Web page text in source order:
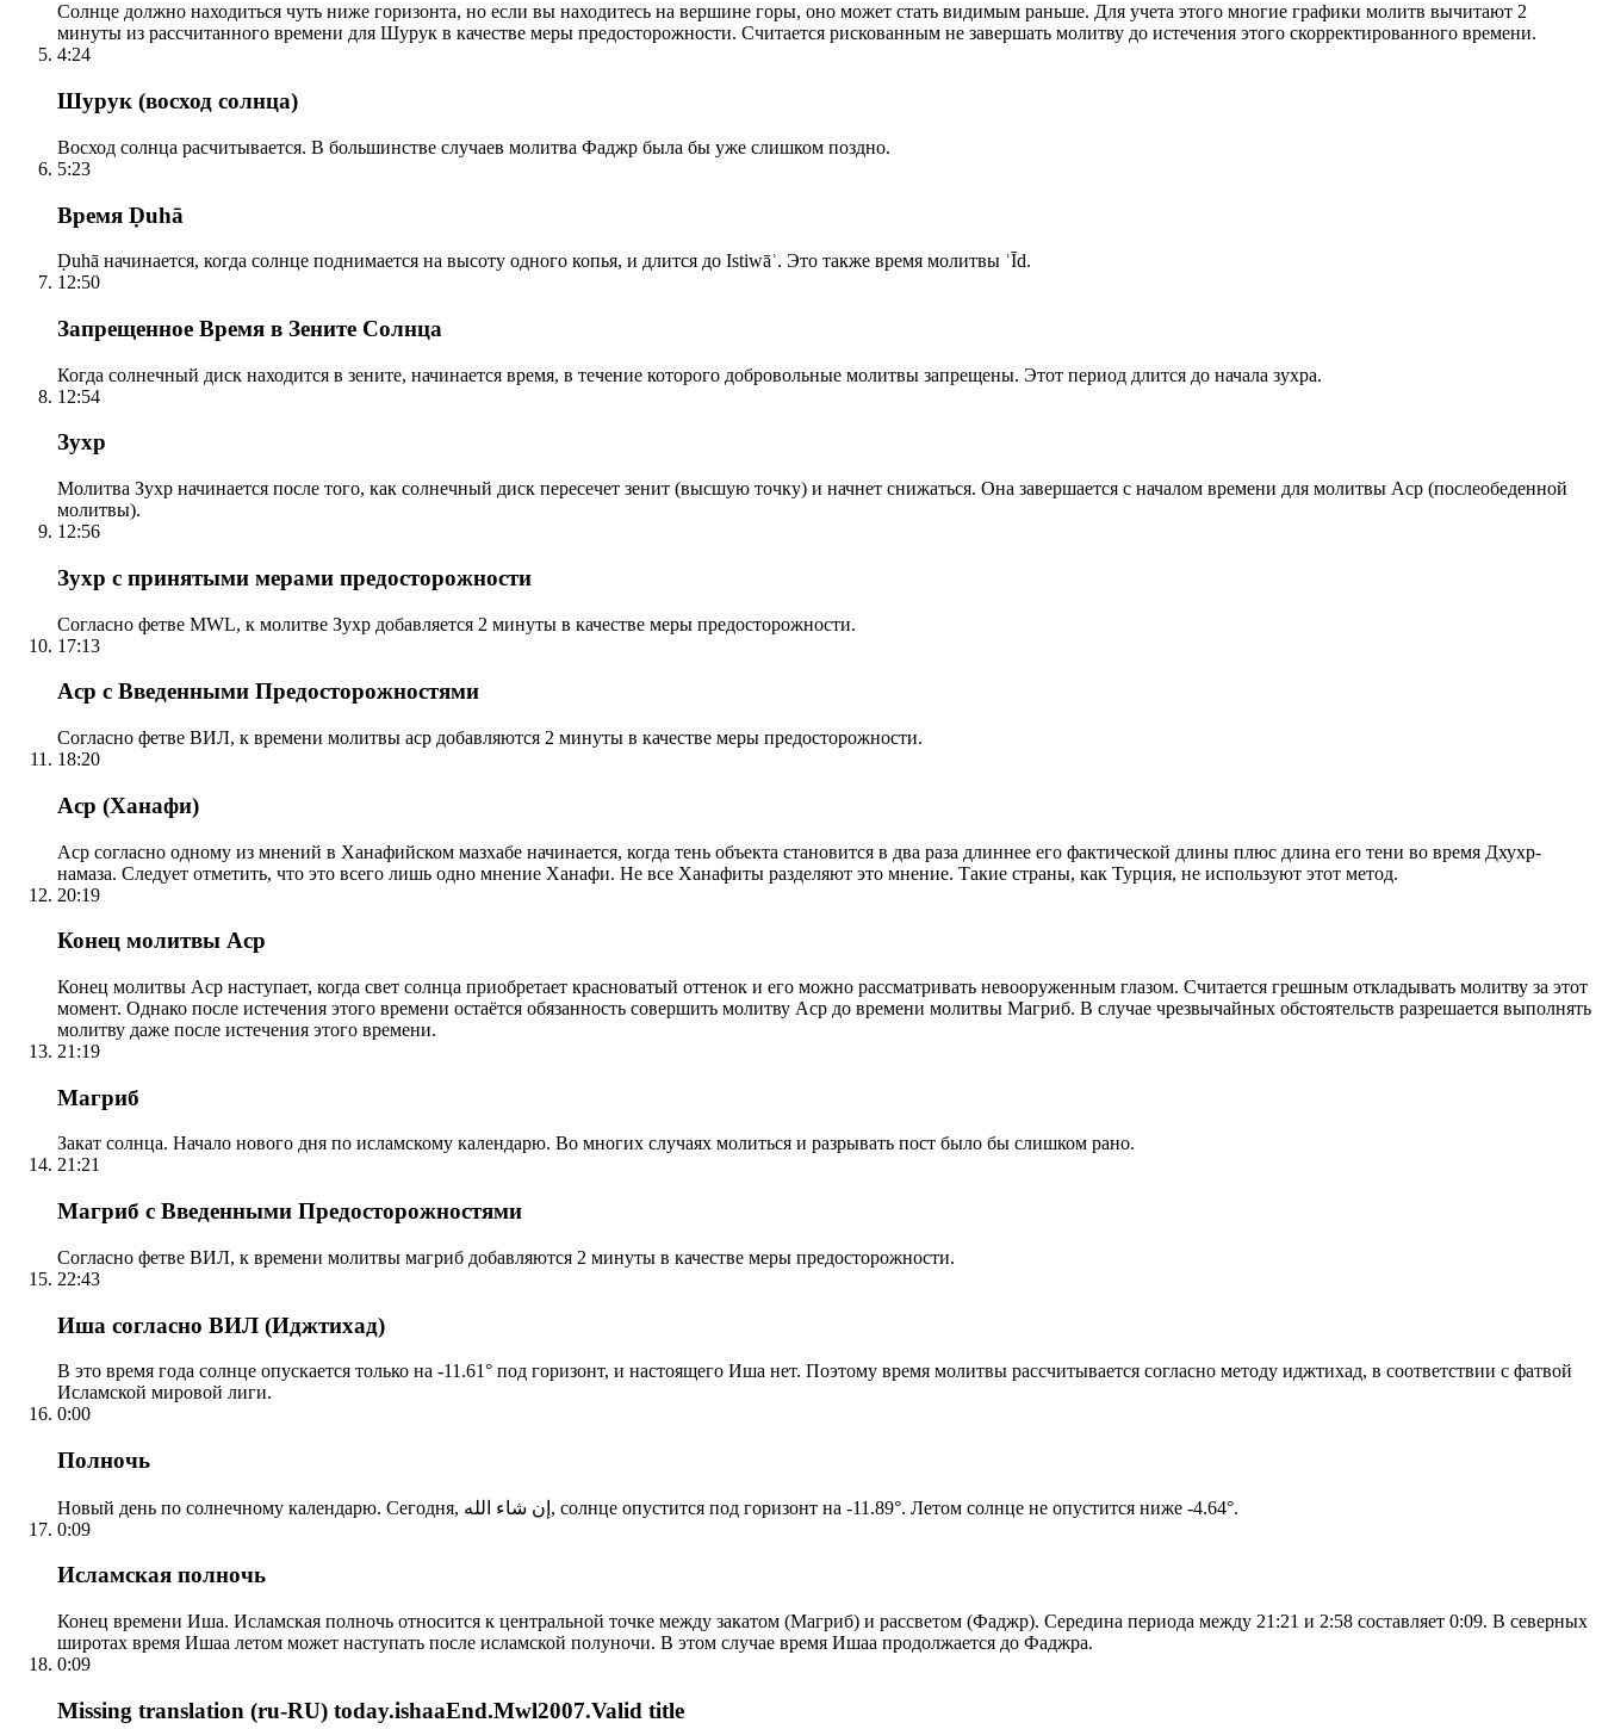
Солнце должно находиться чуть ниже горизонта, но если вы находитесь на вершине горы, оно может стать видимым раньше. Для учета этого многие графики молитв вычитают 2
минуты из рассчитанного времени для Шурук в качестве меры предосторожности. Считается рискованным не завершать молитву до истечения этого скорректированного времени.
4:24
Шурук (восход солнца)
Восход солнца расчитывается. В большинстве случаев молитва Фаджр была бы уже слишком поздно.
5:23
Время Ḍuhā
Ḍuhā начинается, когда солнце поднимается на высоту одного копья, и длится до Istiwāʾ. Это также время молитвы ʿĪd.
12:50
Запрещенное Время в Зените Солнца
Когда солнечный диск находится в зените, начинается время, в течение которого добровольные молитвы запрещены. Этот период длится до начала зухра.
12:54
Зухр
Молитва Зухр начинается после того, как солнечный диск пересечет зенит (высшую точку) и начнет снижаться. Она завершается с началом времени для молитвы Аср (послеобеденной
молитвы).
12:56
Зухр с принятыми мерами предосторожности
Согласно фетве MWL, к молитве Зухр добавляется 2 минуты в качестве меры предосторожности.
17:13
Аср с Введенными Предосторожностями
Согласно фетве ВИЛ, к времени молитвы аср добавляются 2 минуты в качестве меры предосторожности.
18:20
Аср (Ханафи)
Аср согласно одному из мнений в Ханафийском мазхабе начинается, когда тень объекта становится в два раза длиннее его фактической длины плюс длина его тени во время Дхухр-
намаза. Следует отметить, что это всего лишь одно мнение Ханафи. Не все Ханафиты разделяют это мнение. Такие страны, как Турция, не используют этот метод.
20:19
Конец молитвы Аср
Конец молитвы Аср наступает, когда свет солнца приобретает красноватый оттенок и его можно рассматривать невооруженным глазом. Считается грешным откладывать молитву за этот
момент. Однако после истечения этого времени остаётся обязанность совершить молитву Аср до времени молитвы Магриб. В случае чрезвычайных обстоятельств разрешается выполнять
молитву даже после истечения этого времени.
21:19
Магриб
Закат солнца. Начало нового дня по исламскому календарю. Во многих случаях молиться и разрывать пост было бы слишком рано.
21:21
Магриб с Введенными Предосторожностями
Согласно фетве ВИЛ, к времени молитвы магриб добавляются 2 минуты в качестве меры предосторожности.
22:43
Иша согласно ВИЛ (Иджтихад)
В это время года солнце опускается только на -11.61° под горизонт, и настоящего Иша нет. Поэтому время молитвы рассчитывается согласно методу иджтихад, в соответствии с фатвой
Исламской мировой лиги.
0:00
Полночь
Новый день по солнечному календарю. Сегодня, إن شاء الله, солнце опустится под горизонт на -11.89°. Летом солнце не опустится ниже -4.64°.
0:09
Исламская полночь
Конец времени Иша. Исламская полночь относится к центральной точке между закатом (Магриб) и рассветом (Фаджр). Середина периода между 21:21 и 2:58 составляет 0:09. В северных
широтах время Ишаа летом может наступать после исламской полуночи. В этом случае время Ишаа продолжается до Фаджра.
0:09
Missing translation (ru-RU) today.ishaaEnd.Mwl2007.Valid title